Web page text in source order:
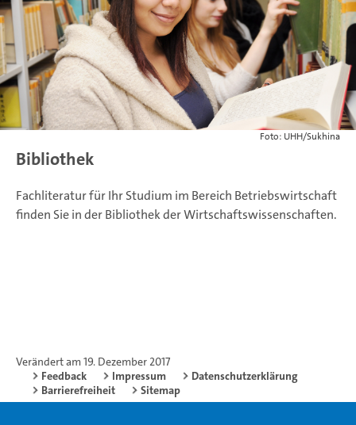
Foto: UHH/Sukhina
Bibliothek
Fachliteratur für Ihr Studium im Bereich Betriebswirtschaft
finden Sie in der Bibliothek der Wirtschaftswissenschaften.
Verändert am 19. Dezember 2017
Feedback
Impressum
Datenschutzerklärung
Barrierefreiheit
Sitemap